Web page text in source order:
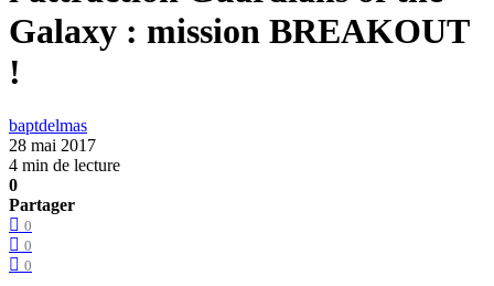
Galaxy : mission BREAKOUT
!
baptdelmas
28 mai 2017
4 min de lecture
0
Partager
0
0
0